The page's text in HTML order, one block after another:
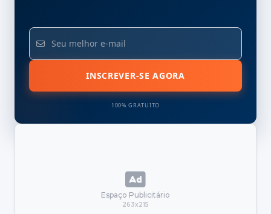
INSCREVER-SE AGORA
100% GRATUITO
Espaço Publicitário
263x215